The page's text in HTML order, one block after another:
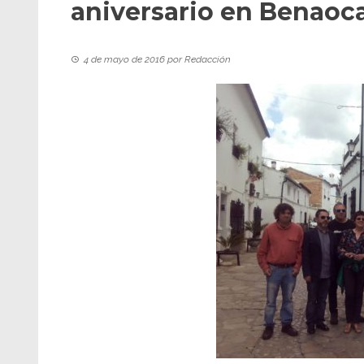
aniversario en
4 de mayo de 2016 porRedacción